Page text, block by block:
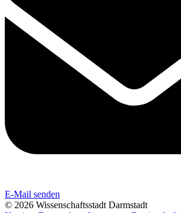
E-Mail senden
© 2026 Wissenschaftsstadt Darmstadt